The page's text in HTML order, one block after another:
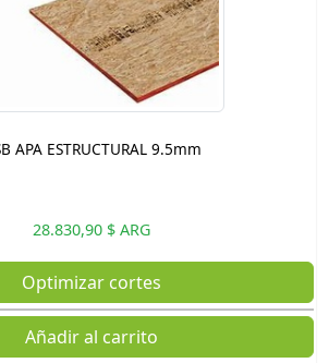
APA ESTRUCTURAL 9.5mm
28.830,90 $ ARG
Optimizar cortes
Añadir al carrito